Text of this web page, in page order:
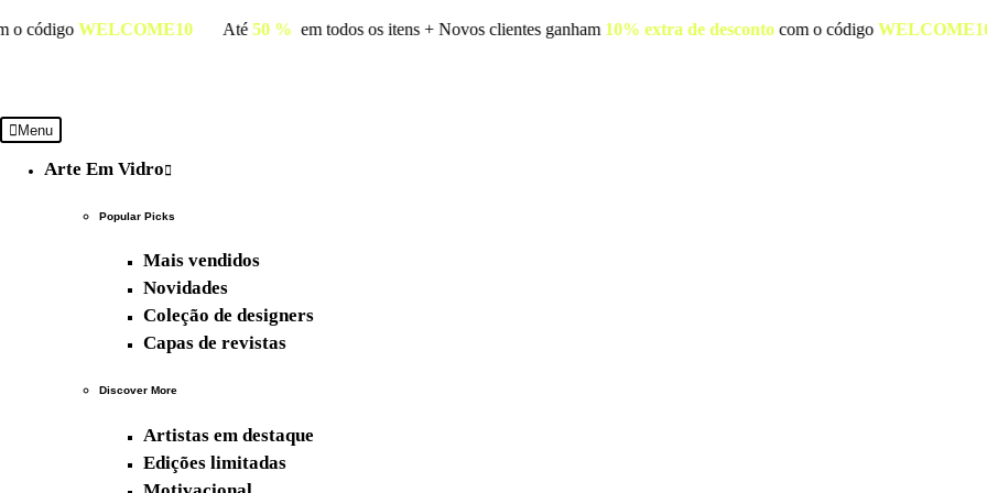
com o códigoWELCOME10Até50 %em todos os itens + Novos clientes ganham10% extra de descontocom o código
Menu
Arte Em Vidro
Popular Picks
Mais vendidos
Novidades
Coleção de designers
Capas de revistas
Discover More
Artistas em destaque
Edições limitadas